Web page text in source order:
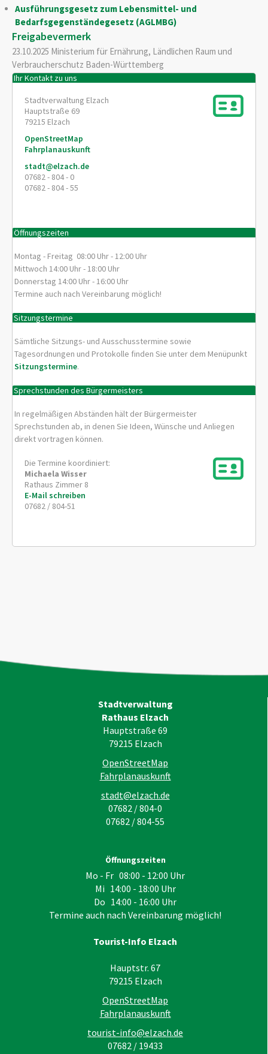
Ausführungsgesetz zum Lebensmittel- und
Bedarfsgegenständegesetz (AGLMBG)
Freigabevermerk
23.10.2025 Ministerium für Ernährung, Ländlichen Raum und
Verbraucherschutz Baden-Württemberg
Ihr Kontakt zu uns
Stadtverwaltung Elzach
Hauptstraße 69
79215 Elzach
OpenStreetMap
Fahrplanauskunft
stadt@elzach.de
07682 - 804 - 0
07682 - 804 - 55
Öffnungszeiten
Montag - Freitag 08:00 Uhr - 12:00 Uhr
Mittwoch 14:00 Uhr - 18:00 Uhr
Donnerstag 14:00 Uhr - 16:00 Uhr
Termine auch nach Vereinbarung möglich!
Sitzungstermine
Sämtliche Sitzungs- und Ausschusstermine sowie
Tagesordnungen und Protokolle finden Sie unter dem Menüpunkt
Sitzungstermine.
Sprechstunden des Bürgermeisters
In regelmäßigen Abständen hält der Bürgermeister
Sprechstunden ab, in denen Sie Ideen, Wünsche und Anliegen
direkt vortragen können.
Die Termine koordiniert:
Michaela Wisser
Rathaus Zimmer 8
E-Mail schreiben
07682 / 804-51
Stadtverwaltung
Rathaus Elzach
Hauptstraße 69
79215 Elzach
OpenStreetMap
Fahrplanauskunft
stadt@elzach.de
07682 / 804-0
07682 / 804-55
Öffnungszeiten
Mo - Fr 08:00 - 12:00 Uhr
Mi 14:00 - 18:00 Uhr
Do 14:00 - 16:00 Uhr
Termine auch nach Vereinbarung möglich!
Tourist-Info Elzach
Hauptstr. 67
79215 Elzach
OpenStreetMap
Fahrplanauskunft
tourist-info@elzach.de
07682 / 19433